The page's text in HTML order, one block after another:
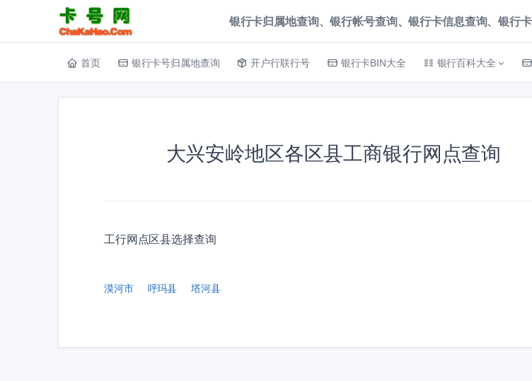
银行卡归属地查询、银行帐号查询、银行卡信息查询、银行
首页 银行卡号归属地查询 开户行联行号 银行卡BIN大全 银行百科大全
大兴安岭地区各区县工商银行网点查询
工行网点区县选择查询
漠河市 呼玛县 塔河县